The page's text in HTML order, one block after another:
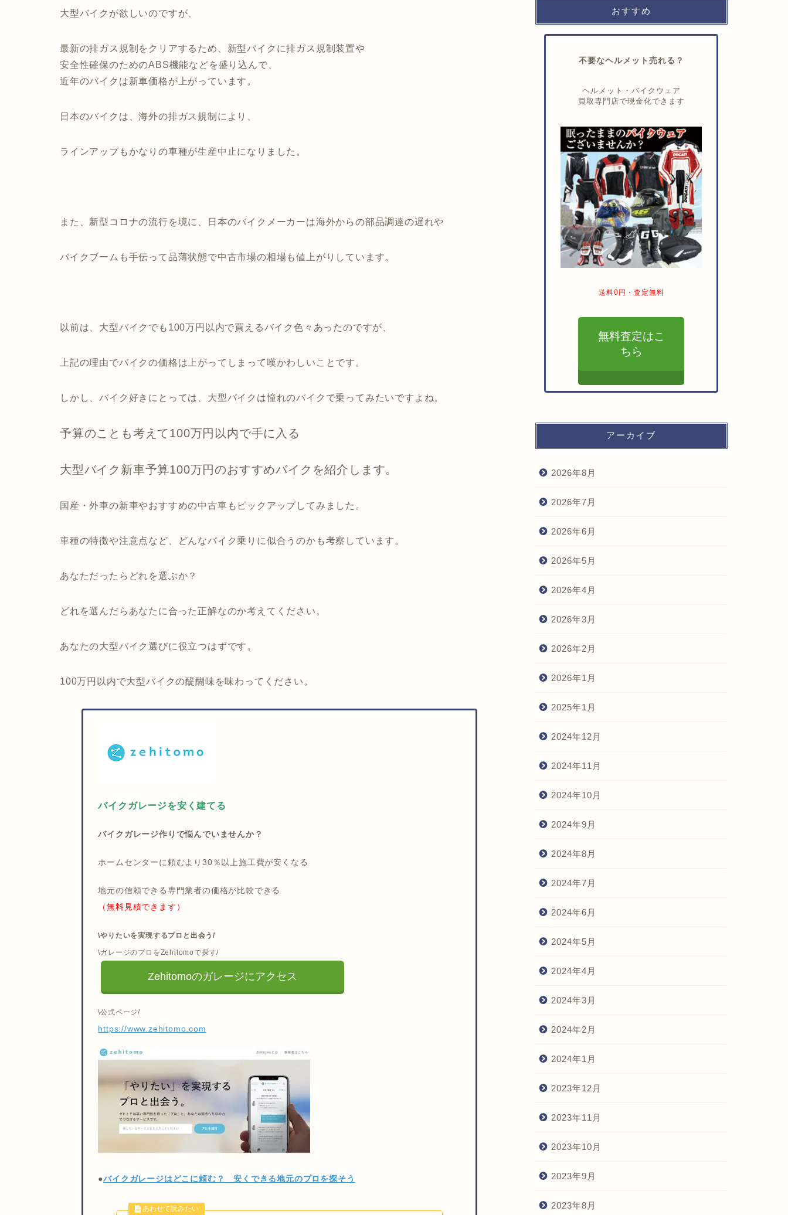
大型バイクが欲しいのですが、
最新の排ガス規制をクリアするため、新型バイクに排ガス規制装置や
安全性確保のためのABS機能などを盛り込んで、
近年のバイクは新車価格が上がっています。
日本のバイクは、海外の排ガス規制により、
ラインアップもかなりの車種が生産中止になりました。
また、新型コロナの流行を境に、日本のバイクメーカーは海外からの部品調達の遅れや
バイクブームも手伝って品薄状態で中古市場の相場も値上がりしています。
以前は、大型バイクでも100万円以内で買えるバイク色々あったのですが、
上記の理由でバイクの価格は上がってしまって嘆かわしいことです。
しかし、バイク好きにとっては、大型バイクは憧れのバイクで乗ってみたいですよね。
予算のことも考えて100万円以内で手に入る
大型バイク新車予算100万円のおすすめバイクを紹介します。
国産・外車の新車やおすすめの中古車もピックアップしてみました。
車種の特徴や注意点など、どんなバイク乗りに似合うのかも考察しています。
あなただったらどれを選ぶか？
どれを選んだらあなたに合った正解なのか考えてください。
あなたの大型バイク選びに役立つはずです。
100万円以内で大型バイクの醍醐味を味わってください。
バイクガレージを安く建てる
バイクガレージ作りで悩んでいませんか？
ホームセンターに頼むより30％以上施工費が安くなる
地元の信頼できる専門業者の価格が比較できる
（無料見積できます）
\やりたいを実現するプロと出会う/
\ガレージのプロをZehitomoで探す/
Zehitomoのガレージにアクセス
\公式ページ/
https://www.zehitomo.com
●バイクガレージはどこに頼む？ 安くできる地元のプロを探そう
おすすめ
不要なヘルメット売れる？
ヘルメット・バイクウェア
買取専門店で現金化できます
送料0円・査定無料
無料査定はこ
ちら
アーカイブ
2026年8月
2026年7月
2026年6月
2026年5月
2026年4月
2026年3月
2026年2月
2026年1月
2025年1月
2024年12月
2024年11月
2024年10月
2024年9月
2024年8月
2024年7月
2024年6月
2024年5月
2024年4月
2024年3月
2024年2月
2024年1月
2023年12月
2023年11月
2023年10月
2023年9月
2023年8月